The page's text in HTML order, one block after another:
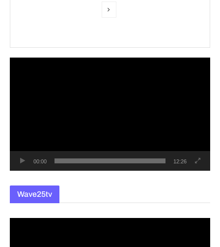
00:00 12:26
Wave25tv